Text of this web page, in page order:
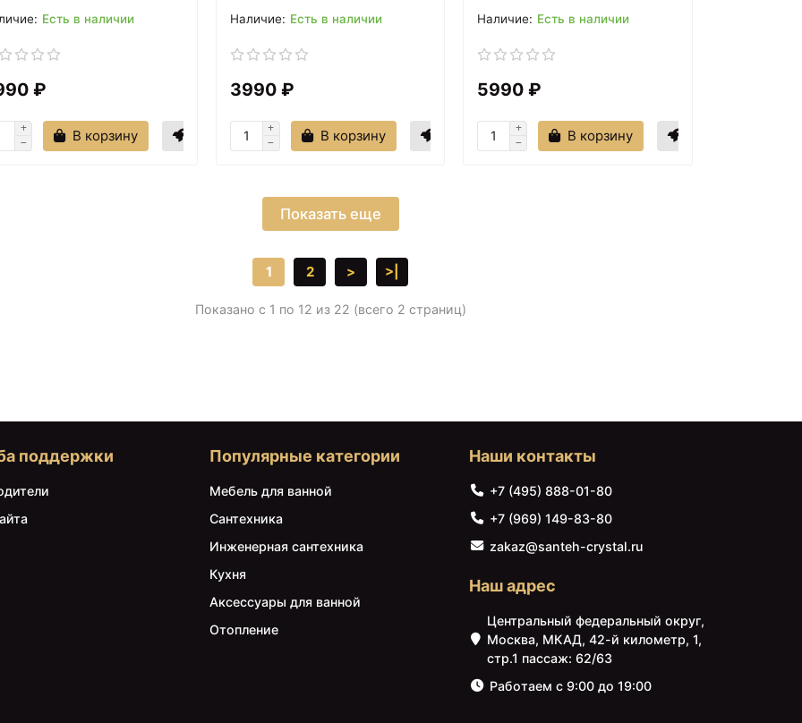
Есть в наличии
₽
В корзину
Есть в наличии
3990 ₽
В корзину
Есть в наличии
5990 ₽
В корзину
Показать еще
1 2 > >|
Показано с 1 по 12 из 22 (всего 2 страниц)
поддержки Популярные категории
Мебель для ванной
Сантехника
Инженерная сантехника
Кухня
Аксессуары для ванной
Отопление
Наши контакты
+7 (495) 888-01-80
+7 (969) 149-83-80
zakaz@santeh-crystal.ru
Наш адрес
Центральный федеральный округ,
Москва, МКАД, 42-й километр, 1,
стр.1 пассаж: 62/63
Работаем с 9:00 до 19:00